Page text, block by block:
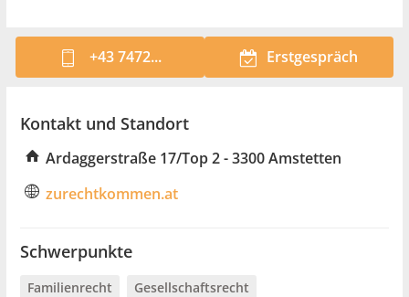
+43 7472... Erstgespräch
Kontakt und Standort
Ardaggerstraße 17/Top 2 - 3300 Amstetten
zurechtkommen.at
Schwerpunkte
Familienrecht
Gesellschaftsrecht